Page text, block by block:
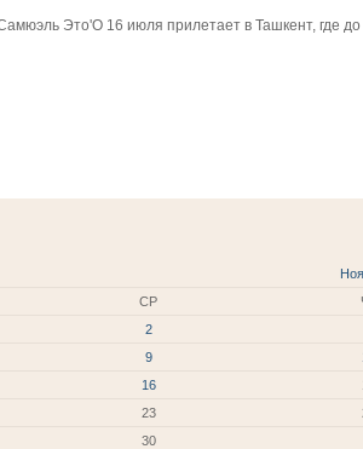
Это'О 16 июля прилетает в Ташкент, где до
СР
2
9
16
23
30